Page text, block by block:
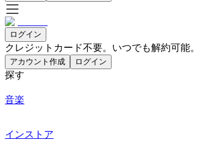
ログイン
クレジットカード不要。いつでも解約可能。
アカウント作成 ログイン
探す
音楽
インストア